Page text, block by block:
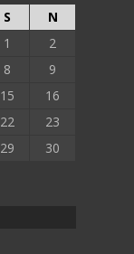
S
N
1
2
8
9
15
16
22
23
29
30